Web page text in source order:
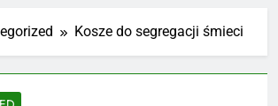
Kosze do segregacji śmieci